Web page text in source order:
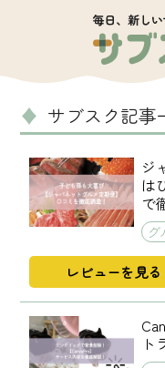
サブスク記事
ジ
は
で
グ
レビューを見る
ト